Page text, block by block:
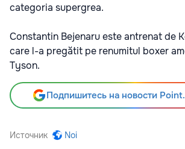
categoria supergrea.
Constantin Bejenaru este antrenat de
care l-a pregătit pe renumitul boxer
Tyson.
Подпишитесь на новости
Источник Noi